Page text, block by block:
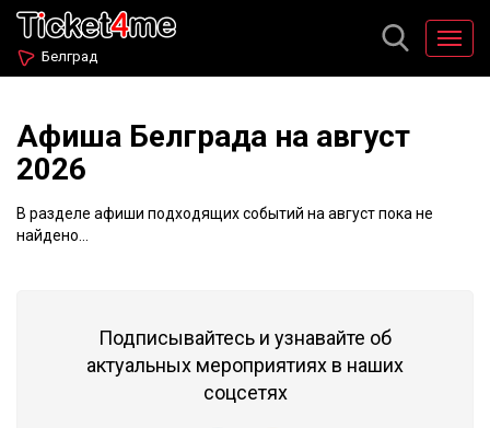
Белград
Афиша Белграда на август
2026
В разделе афиши подходящих событий на август пока не
найдено...
Подписывайтесь и узнавайте об
актуальных мероприятиях в наших
соцсетях